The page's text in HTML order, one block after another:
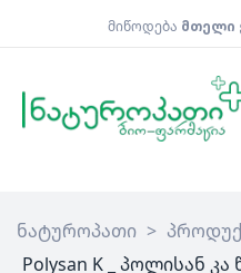
მიწოდება მთელი
ნატუროპათი >
Polysan K _ პოლისან კა